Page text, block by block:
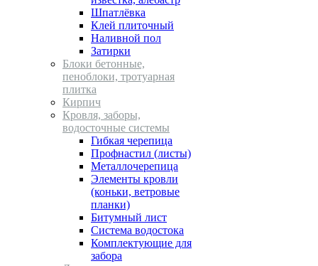
Шпатлёвка
Клей плиточный
Наливной пол
Затирки
Блоки бетонные,
пеноблоки, тротуарная
плитка
Кирпич
Кровля, заборы,
водосточные системы
Гибкая черепица
Профнастил (листы)
Металлочерепица
Элементы кровли
(коньки, ветровые
планки)
Битумный лист
Система водостока
Комплектующие для
забора